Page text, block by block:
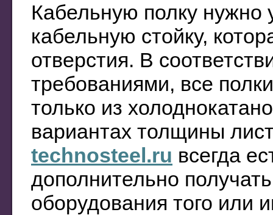
Кабельную полку нужно
кабельную стойку,
отверстия. В
требованиями, все
только из
вариантах толщины
technosteel.ru всегда
дополнительно
оборудования того или